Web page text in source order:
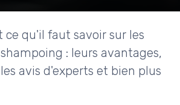
ce qu'il faut savoir sur les
: leurs avantages,
avis d'experts et bien plus